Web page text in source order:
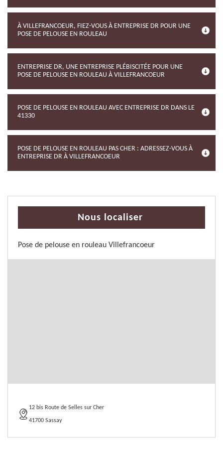
À VILLEFRANCOEUR, FIEZ-VOUS À ENTREPRISE DR POUR UNE
POSE DE PELOUSE EN ROULEAU
ENTREPRISE DR, UNE ENTREPRISE PLÉBISCITÉE POUR UNE
POSE DE PELOUSE EN ROULEAU À VILLEFRANCOEUR
POSE DE PELOUSE EN ROULEAU AVEC ENTREPRISE DR DANS LE
41330
POSE DE PELOUSE EN ROULEAU PAS CHER : ADRESSEZ-VOUS À
ENTREPRISE DR À VILLEFRANCOEUR
Nous localiser
Pose de pelouse en rouleau Villefrancoeur
12 bis Route de Selles sur Cher
41700 Sassay